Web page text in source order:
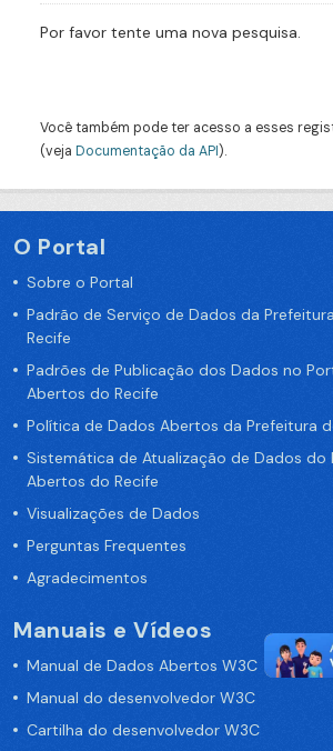
Por favor tente uma nova pesquisa.
Você também pode ter acesso a esses
(veja Documentação da API).
O Portal
Sobre o Portal
Padrão de Serviço de Dados da
Recife
Padrões de Publicação dos Dados no
Abertos do Recife
Política de Dados Abertos da Prefeitura
Sistemática de Atualização de Dados do
Abertos do Recife
Visualizações de Dados
Perguntas Frequentes
Agradecimentos
Manuais e Vídeos
Manual de Dados Abertos W3C
Manual do desenvolvedor W3C
Cartilha do desenvolvedor W3C